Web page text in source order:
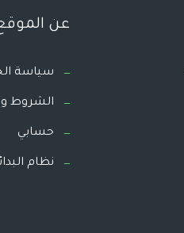
عن
سياسة
الشروط و
حسابي
نظام